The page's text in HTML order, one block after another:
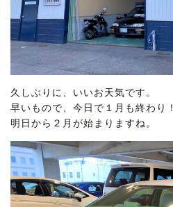
久しぶりに、いいお天気です。
早いもので、今日で１月も終わり！
明日から２月が始まりますね。